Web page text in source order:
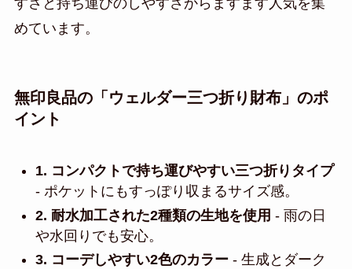
めています。
無印良品の「ウェルダー三つ折り財布」のポ
イント
1. コンパクトで持ち運びやすい三つ折りタイプ
- ポケットにもすっぽり収まるサイズ感。
2. 耐水加工された2種類の生地を使用 - 雨の日
や水回りでも安心。
3. コーデしやすい2色のカラー- 生成とダーク